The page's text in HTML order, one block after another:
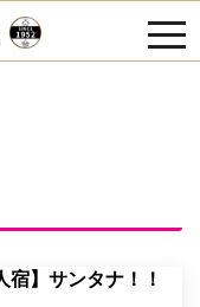
宿】サンタナ！！